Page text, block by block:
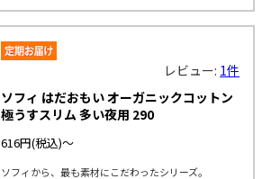
レビュー: 1件
ソフィ はだおもい オーガニックコットン
極うすスリム 多い夜用 290
616円(税込)～
ソフィから、最も素材にこだわったシリーズ。